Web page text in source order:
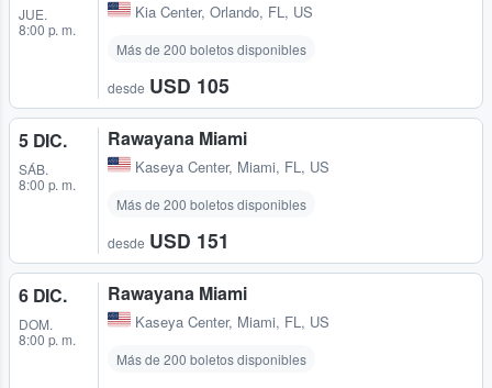
JUE.
8:00 p. m.
Kia Center, Orlando, FL, US
Más de 200 boletos disponibles
desde USD 105
5 DIC.
SÁB.
8:00 p. m.
Rawayana Miami
Kaseya Center, Miami, FL, US
Más de 200 boletos disponibles
desde USD 151
6 DIC.
DOM.
8:00 p. m.
Rawayana Miami
Kaseya Center, Miami, FL, US
Más de 200 boletos disponibles